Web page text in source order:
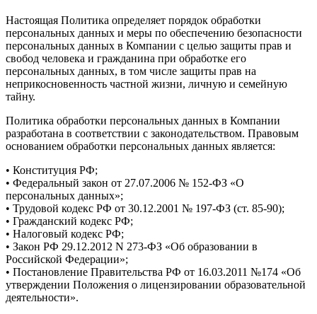
Настоящая Политика определяет порядок обработки
персональных данных и меры по обеспечению безопасности
персональных данных в Компании с целью защиты прав и
свобод человека и гражданина при обработке его
персональных данных, в том числе защиты прав на
неприкосновенность частной жизни, личную и семейную
тайну.
Политика обработки персональных данных в Компании
разработана в соответствии с законодательством. Правовым
основанием обработки персональных данных является:
• Конституция РФ;
• Федеральный закон от 27.07.2006 № 152-ФЗ «О
персональных данных»;
• Трудовой кодекс РФ от 30.12.2001 № 197-ФЗ (ст. 85-90);
• Гражданский кодекс РФ;
• Налоговый кодекс РФ;
• Закон РФ 29.12.2012 N 273-ФЗ «Об образовании в
Российской Федерации»;
• Постановление Правительства РФ от 16.03.2011 №174 «Об
утверждении Положения о лицензировании образовательной
деятельности».